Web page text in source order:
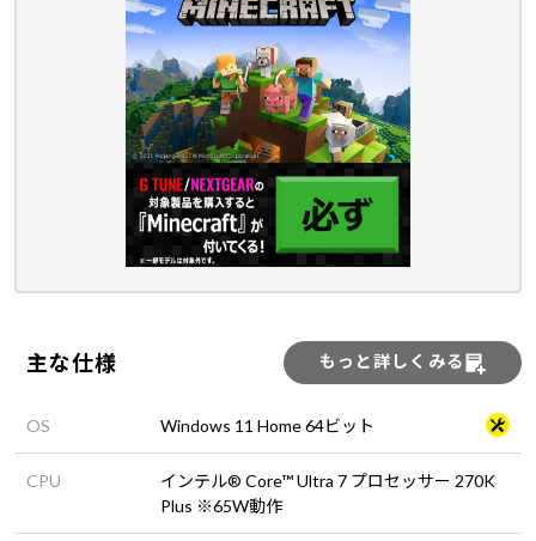
主な仕様 もっと詳しくみる
OS Windows 11 Home 64ビット
CPU
インテル® Core™ Ultra 7 プロセッサー 270K
Plus ※65W動作